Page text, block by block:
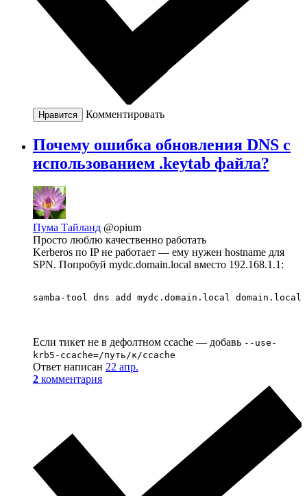
Нравится Комментировать
Почему ошибка обновления DNS с
использованием .keytab файла?
Пума Тайланд @opium
Просто люблю качественно работать
Kerberos по IP не работает — ему нужен hostname для
SPN. Попробуй mydc.domain.local вместо 192.168.1.1:
samba-tool dns add mydc.domain.local
Если тикет не в дефолтном ccache — добавь --use-
krb5-ccache=/путь/к/ccache
Ответ написан 22 апр.
2 комментария